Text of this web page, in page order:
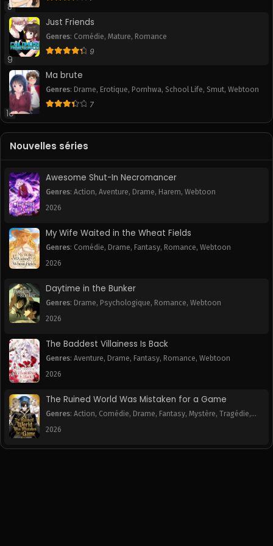
June 22, 2025
Chapitre 196
June 22, 2025
Chapitre 195
Chapitre 194
June 22, 2025 June 22, 2025
Chapitre 192
June 22, 2025 June 22, 2025
Chapitre 190
June 22, 2025 June 22, 2025
Chapitre 188
June 22, 2025
Chapitre 187
Chapitre 186
June 22, 2025
Chapitre 185
Chapitre 184
Chapitre 182
June 22, 2025
Chapitre 181
Chapitre 180
June 22, 2025
Chapitre 179
June 22, 2025
Chapitre 178
June 22, 2025
Chapitre 176
June 22, 2025
Chapitre 175
8
9
Just Friends
Genres: Comédie, Mature, Romance
9
10
Ma brute
Genres: Drame, Erotique, Pornhwa, School Life, Smut, Webtoon
7
Nouvelles séries
Awesome Shut-In Necromancer
Genres: Action, Aventure, Drame, Harem, Webtoon
2026
My Wife Waited in the Wheat Fields
Genres: Comédie, Drame, Fantasy, Romance, Webtoon
2026
Daytime in the Bunker
Genres: Drame, Psychologique, Romance, Webtoon
2026
The Baddest Villainess Is Back
Genres: Aventure, Drame, Fantasy, Romance, Webtoon
2026
The Ruined World Was Mistaken for a Game
Genres: Action, Comédie, Drame, Fantasy, Mystère, Tragédie,
Webtoon
2026